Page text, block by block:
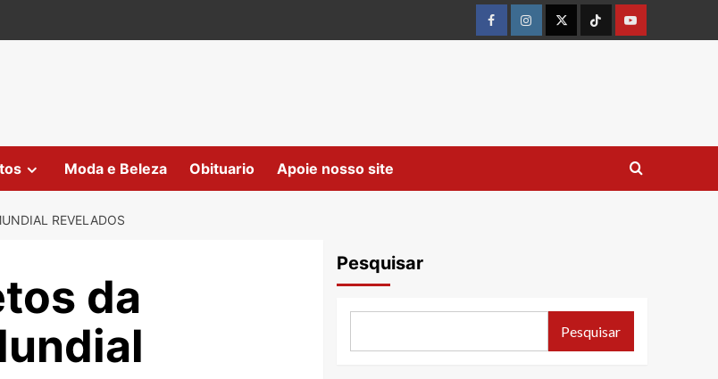
FacebookinstagramtwitterTiktokyoutube
Moda e Beleza Obituario Apoie nosso site
REVELADOS
da
Pesquisar
Pesquisar